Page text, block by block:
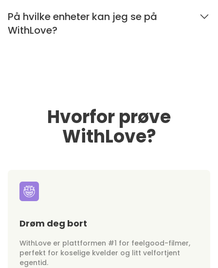
På hvilke enheter kan jeg se på
WithLove?
Hvorfor prøve
WithLove?
Drøm deg bort
WithLove er plattformen #1 for feelgood-filmer,
perfekt for koselige kvelder og litt velfortjent
egentid.